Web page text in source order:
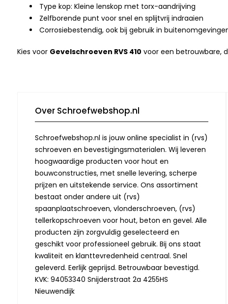
Type kop: Kleine lenskop met torx-aandrijving
Zelfborende punt voor snel en splijtvrij indraaien
Corrosiebestendig, ook bij gebruik in
Kies voor Gevelschroeven RVS 410 voor een betrouwbare,
Over Schroefwebshop.nl
Schroefwebshop.nl is jouw online specialist in (rvs)
schroeven en bevestigingsmaterialen. Wij leveren
hoogwaardige producten voor hout en
bouwconstructies, met snelle levering, scherpe
prijzen en uitstekende service. Ons assortiment
bestaat onder andere uit (rvs)
spaanplaatschroeven, vlonderschroeven, (rvs)
tellerkopschroeven voor hout, beton en gevel. Alle
producten zijn zorgvuldig geselecteerd en
geschikt voor professioneel gebruik. Bij ons staat
kwaliteit en klanttevredenheid centraal. Snel
geleverd. Eerlijk geprijsd. Betrouwbaar bevestigd.
KVK: 94053340 Snijderstraat 2a 4255HS
Nieuwendijk